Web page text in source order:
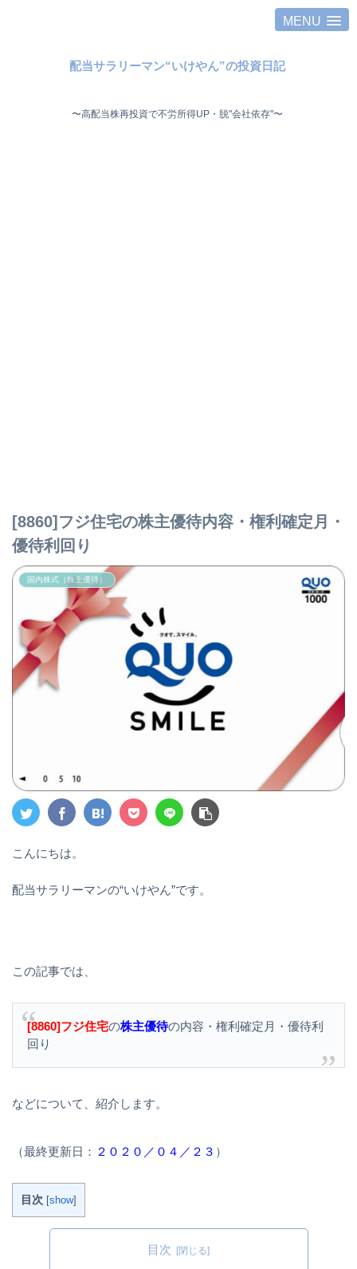
MENU
配当サラリーマン“いけやん”の投資日記 ​
〜高配当株再投資で不労所得UP・脱"会社依存"〜 ​
[8860]フジ住宅の株主優待内容・権利確定月・
優待利回り
国内株式（株主優待）
こんにちは。
配当サラリーマンの“いけやん”です。
この記事では、
[8860]フジ住宅の株主優待の内容・権利確定月・優待利
回り
などについて、紹介します。
（最終更新日： ２０２０／０４／２３ ）
目次 [show]
目次